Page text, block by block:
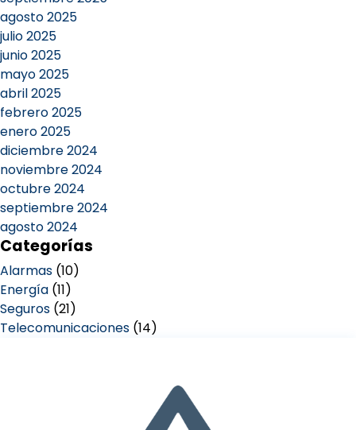
agosto 2025
julio 2025
junio 2025
mayo 2025
abril 2025
febrero 2025
enero 2025
diciembre 2024
noviembre 2024
octubre 2024
septiembre 2024
agosto 2024
Categorías
Alarmas (10)
Energía (11)
Seguros (21)
Telecomunicaciones (14)